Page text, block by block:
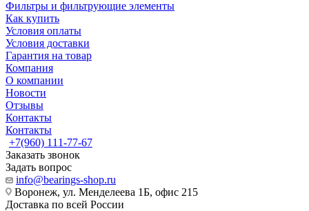
Фильтры и фильтрующие элементы
Как купить
Условия оплаты
Условия доставки
Гарантия на товар
Компания
О компании
Новости
Отзывы
Контакты
Контакты
+7(960) 111-77-67
Заказать звонок
Задать вопрос
info@bearings-shop.ru
Воронеж, ул. Менделеева 1Б, офис 215
Доставка по всей России